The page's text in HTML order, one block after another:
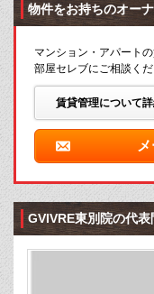
物件をお持ちのオー
マンション・アパート
部屋セレブにご相談くだ
賃貸管理について
GVIVRE東別院の代表